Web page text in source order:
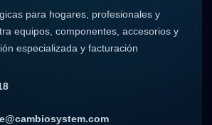
para hogares, profesionales y
equipos, componentes, accesorios y
especializada y facturación